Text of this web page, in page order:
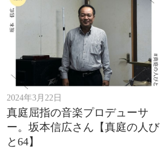
2024年3月22日
真庭屈指の音楽プロデューサ
ー。坂本信広さん【真庭の人び
と64】